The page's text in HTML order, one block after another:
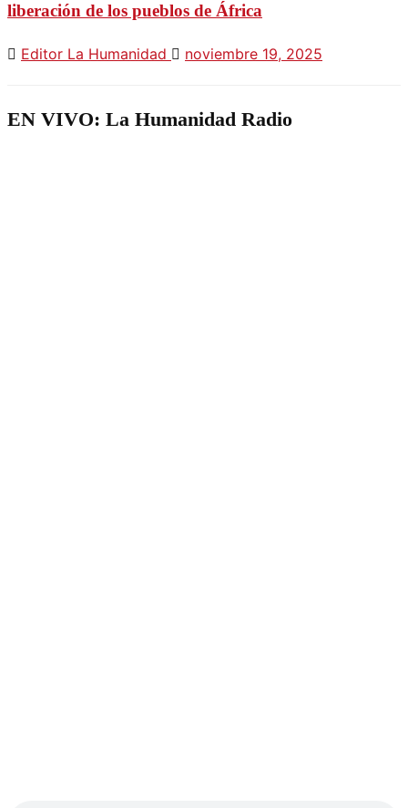
liberación de los pueblos de África
Editor La Humanidad noviembre 19, 2025
EN VIVO: La Humanidad Radio